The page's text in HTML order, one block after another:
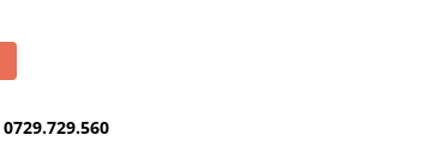
0729.729.560